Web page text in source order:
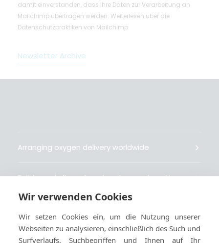
damit einverstanden, dass Ihre Daten zur Verarbeitung an
Mailchimp übertragen werden. Weiterlesen über die
Datenschutzpraktiken von Mailchimp.
Newsletter Archive
Arranging oxygen delivery worldwide
Fait livrer de l’oxygène dans le monde entier
Gestiona la entrega de oxígeno medicinal en el
Wir verwenden Cookies
Wir setzen Cookies ein, um die Nutzung unserer
Webseiten zu analysieren, einschließlich des Such und
Surfverlaufs, Suchbegriffen und Ihnen auf Ihr